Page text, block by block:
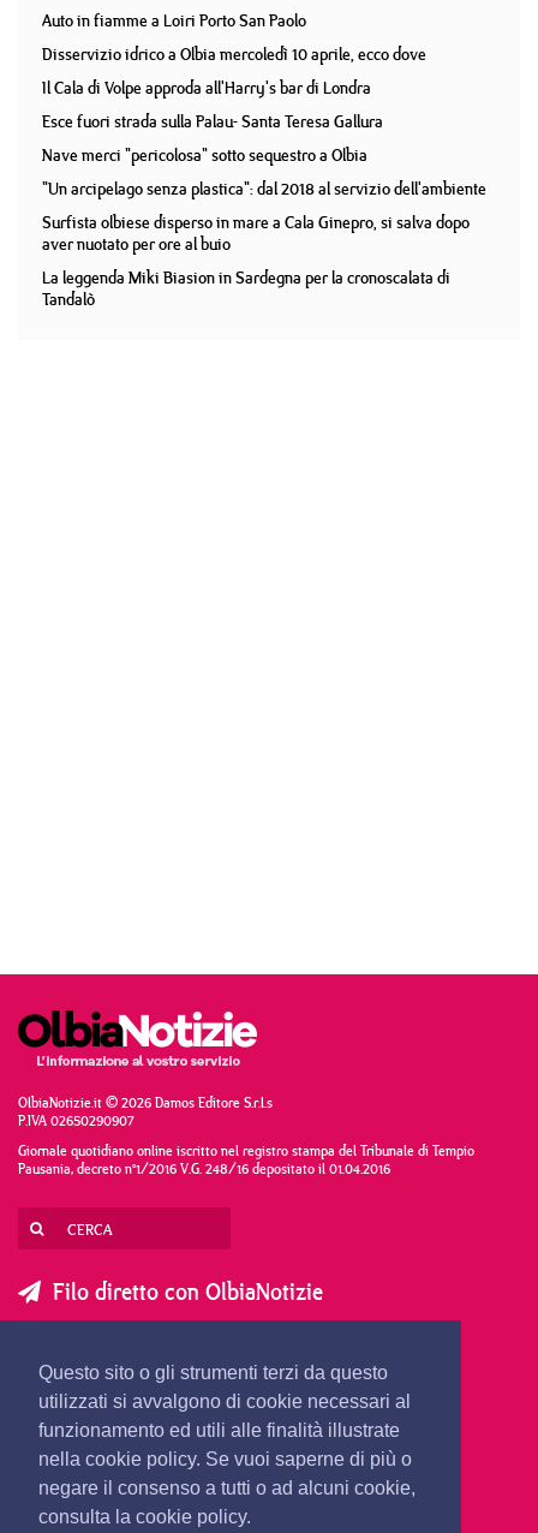
Questo sito o gli strumenti terzi da questo
utilizzati si avvalgono di cookie necessari al
funzionamento ed utili alle finalità illustrate
nella cookie policy. Se vuoi saperne di più o
negare il consenso a tutti o ad alcuni cookie,
consulta la cookie policy.
Auto in fiamme a Loiri Porto San Paolo
Disservizio idrico a Olbia mercoledì 10 aprile, ecco dove
Il Cala di Volpe approda all'Harry's bar di Londra
Esce fuori strada sulla Palau- Santa Teresa Gallura
Nave merci "pericolosa" sotto sequestro a Olbia
"Un arcipelago senza plastica": dal 2018 al servizio dell'ambiente
Surfista olbiese disperso in mare a Cala Ginepro, si salva dopo
aver nuotato per ore al buio
La leggenda Miki Biasion in Sardegna per la cronoscalata di
Tandalò
OlbiaNotizie.it © 2026 Damos Editore S.r.l.s
P.IVA 02650290907
Giornale quotidiano online iscritto nel registro stampa del Tribunale di Tempio
Pausania, decreto n°1/2016 V.G. 248/16 depositato il 01.04.2016
Filo diretto con OlbiaNotizie
SEGNALA UNA NOTIZIA
SEGNALA UN EVENTO
redazione@olbianotizie.it